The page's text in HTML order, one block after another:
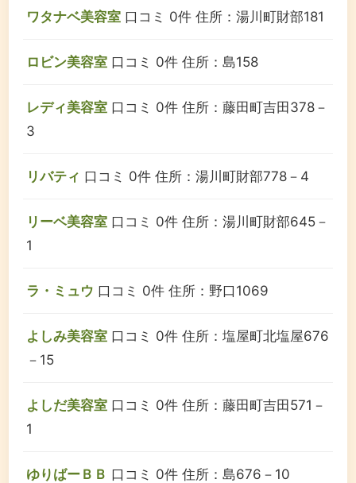
ワタナベ美容室 口コミ 0件 住所：湯川町財部181
ロビン美容室 口コミ 0件 住所：島158
レディ美容室 口コミ 0件 住所：藤田町吉田378－
3
リバティ 口コミ 0件 住所：湯川町財部778－4
リーベ美容室 口コミ 0件 住所：湯川町財部645－
1
ラ・ミュウ 口コミ 0件 住所：野口1069
よしみ美容室 口コミ 0件 住所：塩屋町北塩屋676
－15
よしだ美容室 口コミ 0件 住所：藤田町吉田571－
1
ゆりばーＢＢ 口コミ 0件 住所：島676－10